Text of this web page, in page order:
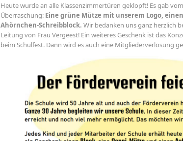
Heute wurde an alle Klassenzimmertüren geklopft! Es gab
Überraschung: Eine grüne Mütze mit unserem Logo,
Ahörnchen-Schreibblock. Wir bedanken uns ganz herzlich
Leitung von Frau Vergeest! Ein weiteres Geschenk ist das
beim Schulfest. Dann wird es auch eine Mitgliederverlosung